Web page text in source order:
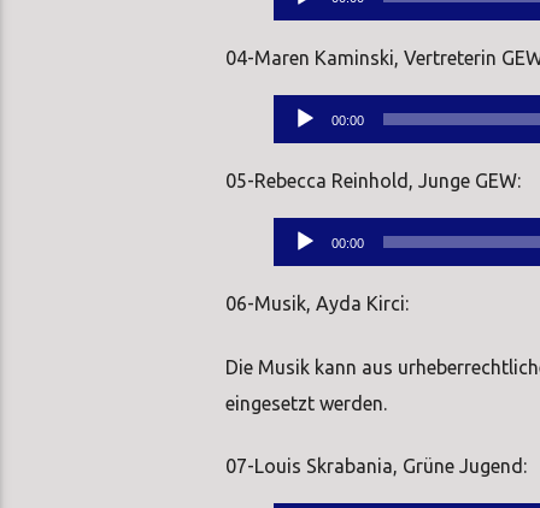
Player
04-Maren Kaminski, Vertreterin
Audio-
Player
00:00
05-Rebecca Reinhold, Junge GEW:
Audio-
Player
00:00
06-Musik, Ayda Kirci:
Die Musik kann aus
eingesetzt werden.
07-Louis Skrabania, Grüne Jugend: